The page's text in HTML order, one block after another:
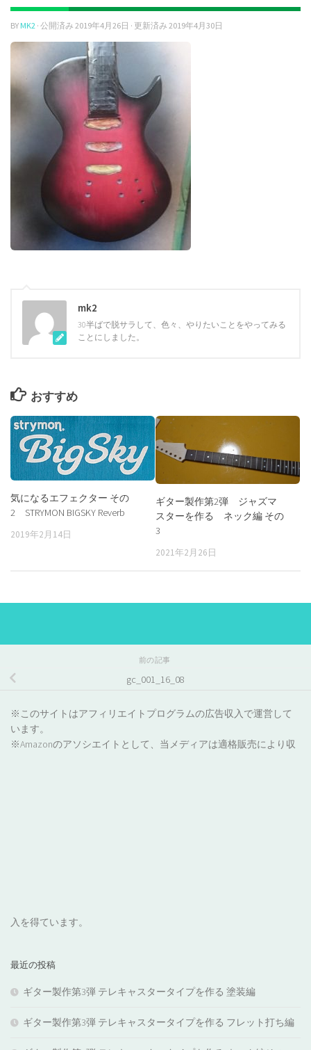
BY MK2 · 公開済み 2019年4月26日 · 更新済み 2019年4月30日
mk2
30半ばで脱サラして、色々、やりたいことをやってみる
ことにしました。
おすすめ
気になるエフェクター その
2 STRYMON BIGSKY Reverb
2019年2月14日
ギター製作第2弾 ジャズマ
スターを作る ネック編 その
3
2021年2月26日
前の記事
gc_001_16_08
※このサイトはアフィリエイトプログラムの広告収入で運営して
います。
※Amazonのアソシエイトとして、当メディアは適格販売により収
入を得ています。
最近の投稿
ギター製作第3弾 テレキャスタータイプを作る 塗装編
ギター製作第3弾 テレキャスタータイプを作る フレット打ち編